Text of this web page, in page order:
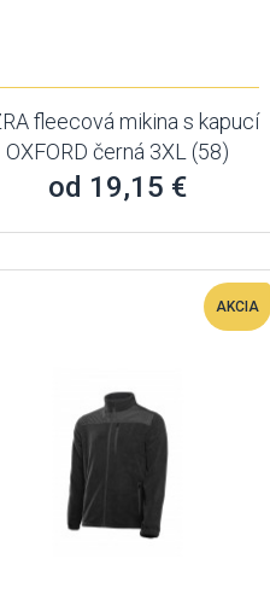
fleecová mikina s kapucí
OXFORD černá 3XL (58)
od 19,15 €
AKCIA